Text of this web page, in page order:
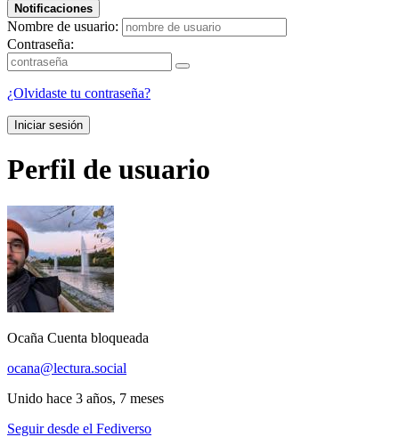
Notificaciones
Nombre de usuario:
Contraseña:
¿Olvidaste tu contraseña?
Iniciar sesión
Perfil de usuario
Ocaña Cuenta bloqueada
ocana@lectura.social
Unido hace 3 años, 7 meses
Seguir desde el Fediverso